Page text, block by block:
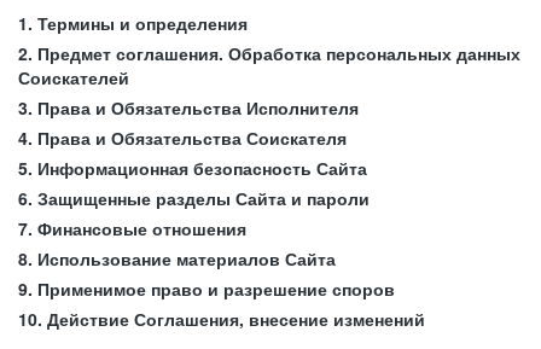
1. Термины и определения
2. Предмет соглашения. Обработка персональных данных
Соискателей
3. Права и Обязательства Исполнителя
4. Права и Обязательства Соискателя
5. Информационная безопасность Сайта
6. Защищенные разделы Сайта и пароли
7. Финансовые отношения
8. Использование материалов Сайта
9. Применимое право и разрешение споров
10. Действие Соглашения, внесение изменений